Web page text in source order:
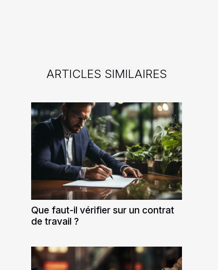
ARTICLES SIMILAIRES
Que faut-il vérifier sur un contrat
de travail ?